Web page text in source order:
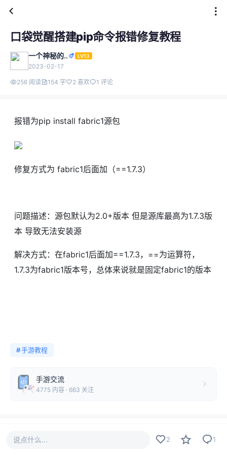
口袋觉醒搭建pip命令报错修复教程
一个神秘的.. LV13
2023-02-17
256 阅读 154 字 2 喜欢 1 评论
报错为pip install fabric1源包
修复方式为 fabric1后面加（==1.7.3）
问题描述：源包默认为2.0+版本 但是源库最高为1.7.3版
本 导致无法安装源
解决方式：在fabric1后面加==1.7.3，==为运算符，
1.7.3为fabric1版本号，总体来说就是固定fabric1的版本
#手游教程
手游交流
4775 内容 · 663 关注
分享
说点什么... 2 1